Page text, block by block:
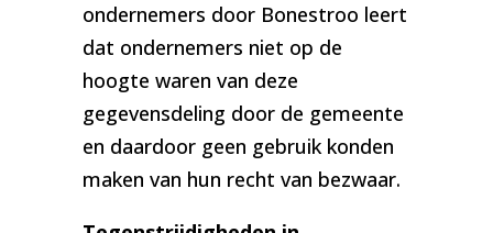
ondernemers door Bonestroo leert
dat ondernemers niet op de
hoogte waren van deze
gegevensdeling door de gemeente
en daardoor geen gebruik konden
maken van hun recht van bezwaar.